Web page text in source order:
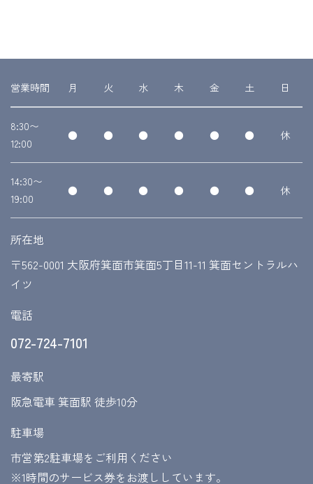
所在地
〒562-0001 大阪府箕面市箕面5丁目11-11 箕面セントラルハ
イツ
電話
072-724-7101
最寄駅
阪急電車 箕面駅 徒歩10分
駐車場
市営第2駐車場をご利用ください
​​​​​​​※1時間のサービス券をお渡ししています。
営業時間 月 火 水 木 金 土 日
8:30〜
12:00
● ● ● ● ● ● 休
14:30〜
19:00
● ● ● ● ● ● 休